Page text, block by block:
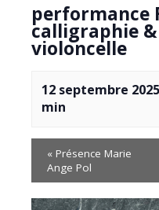
performance
calligraphie
violoncelle
12 septembre
min
« Présence Marie
Ange Pol